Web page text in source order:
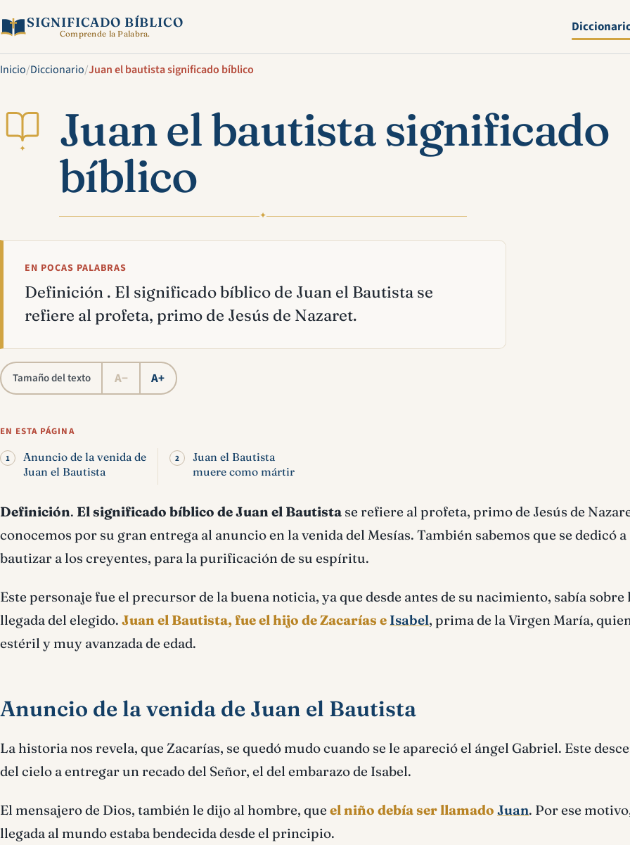
SIGNIFICADO BÍBLICO
Comprende la Palabra.
Inicio/Diccionario/Juan el bautista significado bíblico
✦
Juan el bautista significado
bíblico
✦
EN POCAS PALABRAS
Definición . El significado bíblico de Juan el Bautista se
refiere al profeta, primo de Jesús de Nazaret.
Tamaño del texto A− A+
EN ESTA PÁGINA
Anuncio de la venida de
Juan el Bautista
Juan el Bautista
muere como mártir
Definición. El significado bíblico de Juan el Bautista se refiere al profeta, primo de Jesús de
conocemos por su gran entrega al anuncio en la venida del Mesías. También sabemos que se dedicó a
bautizar a los creyentes, para la purificación de su espíritu.
Este personaje fue el precursor de la buena noticia, ya que desde antes de su nacimiento, sabía sobre
llegada del elegido. Juan el Bautista, fue el hijo de Zacarías e Isabel, prima de la Virgen María,
estéril y muy avanzada de edad.
Anuncio de la venida de Juan el Bautista
La historia nos revela, que Zacarías, se quedó mudo cuando se le apareció el ángel Gabriel. Este
del cielo a entregar un recado del Señor, el del embarazo de Isabel.
El mensajero de Dios, también le dijo al hombre, que el niño debía ser llamado Juan. Por ese
llegada al mundo estaba bendecida desde el principio.